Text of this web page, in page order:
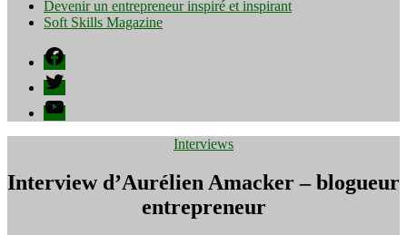
Devenir un entrepreneur inspiré et inspirant
Soft Skills Magazine
Facebook
Twitter
YouTube
Catégories
Interviews
Interview d’Aurélien Amacker – blogueur
entrepreneur